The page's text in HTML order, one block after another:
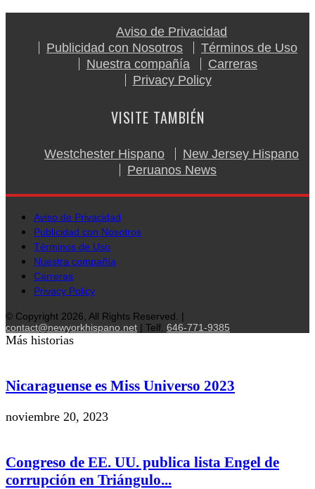
Aviso de Privacidad
Publicidad con Nosotros
Términos de Uso
Nuestra compañía
Carreras
Privacy Policy
VISITE TAMBIÉN
Westchester Hispano
New Jersey Hispano
Peruanos News
Aviso de Privacidad
Publicidad con Nosotros
Términos de Uso
Nuestra compañía
Carreras
Privacy Policy
© Copyright 2026, All Rights Reserved. |
contact@newyorkhispano.net | Telf. 646-771-9385
Más historias
Nicaraguense es Miss Universo 2023
noviembre 20, 2023
Congreso de EE. UU. publica lista Engel de
corrupción en Triángulo...